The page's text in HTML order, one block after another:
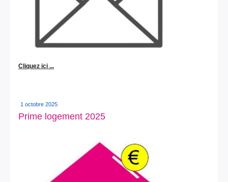
Cliquez ici ...
1 octobre 2025
Prime logement 2025